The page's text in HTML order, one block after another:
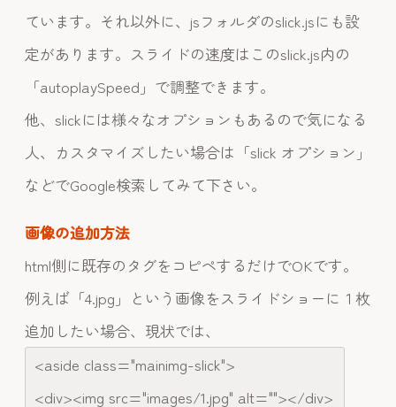
ています。それ以外に、jsフォルダのslick.jsにも設
定があります。スライドの速度はこのslick.js内の
「autoplaySpeed」で調整できます。
他、slickには様々なオプションもあるので気になる
人、カスタマイズしたい場合は「slick オプション」
などでGoogle検索してみて下さい。
画像の追加方法
html側に既存のタグをコピペするだけでOKです。
例えば「4.jpg」という画像をスライドショーに１枚
追加したい場合、現状では、
<aside class="mainimg-slick">
<div><img src="images/1.jpg" alt=""></div>